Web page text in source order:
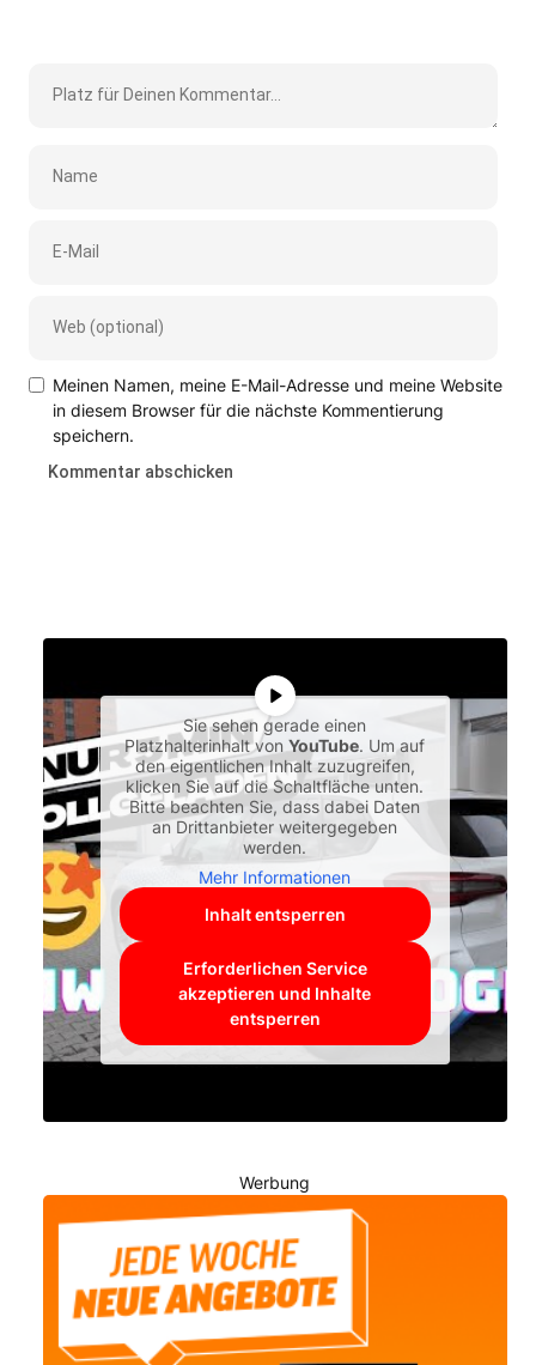
Meinen Namen, meine E-Mail-Adresse und meine Website
in diesem Browser für die nächste Kommentierung
speichern.
Sie sehen gerade einen
Platzhalterinhalt vonYouTube. Um auf
den eigentlichen Inhalt zuzugreifen,
klicken Sie auf die Schaltfläche unten.
Bitte beachten Sie, dass dabei Daten
an Drittanbieter weitergegeben
werden.
Mehr Informationen
Inhalt entsperren
Erforderlichen Service
akzeptieren und Inhalte
entsperren
Werbung